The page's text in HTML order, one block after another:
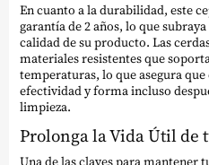
En cuanto a la durabilidad, este
garantía de 2 años, lo que
calidad de su producto. Las
materiales resistentes que
temperaturas, lo que asegura
efectividad y forma incluso
limpieza.
Prolonga la Vida Útil de
Una de las claves para mantener